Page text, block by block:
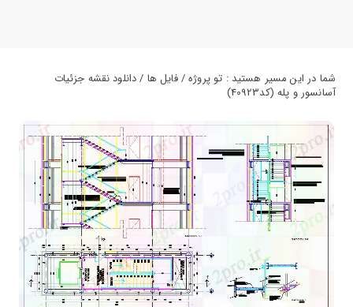
شما در این مسیر هستید : تو پروژه / فایل ها / دانلود نقشه جزئیات
آسانسور و پله (کد40923)